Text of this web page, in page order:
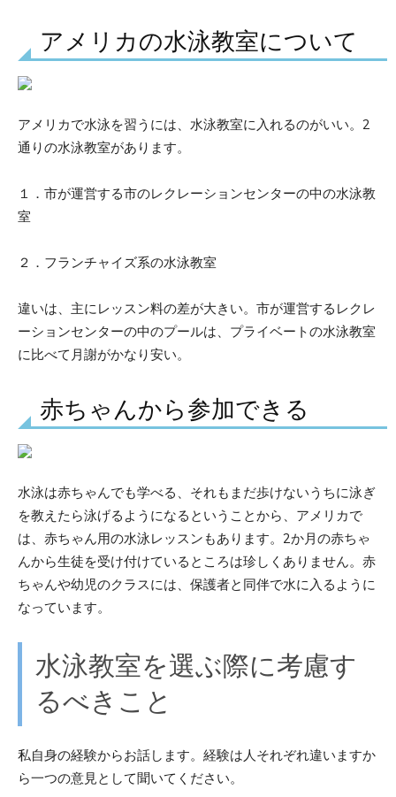
アメリカの水泳教室について
アメリカで水泳を習うには、水泳教室に入れるのがいい。2
通りの水泳教室があります。
１．市が運営する市のレクレーションセンターの中の水泳教
室
２．フランチャイズ系の水泳教室
違いは、主にレッスン料の差が大きい。市が運営するレクレ
ーションセンターの中のプールは、プライベートの水泳教室
に比べて月謝がかなり安い。
赤ちゃんから参加できる
水泳は赤ちゃんでも学べる、それもまだ歩けないうちに泳ぎ
を教えたら泳げるようになるということから、アメリカで
は、赤ちゃん用の水泳レッスンもあります。2か月の赤ちゃ
んから生徒を受け付けているところは珍しくありません。赤
ちゃんや幼児のクラスには、保護者と同伴で水に入るように
なっています。
水泳教室を選ぶ際に考慮す
るべきこと
私自身の経験からお話します。経験は人それぞれ違いますか
ら一つの意見として聞いてください。